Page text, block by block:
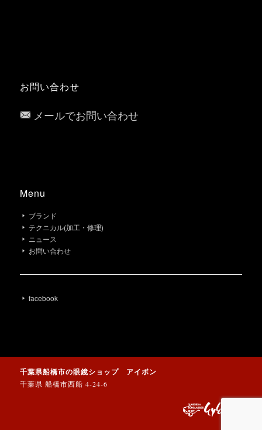
お問い合わせ
メールでお問い合わせ
Menu
ブランド
テクニカル(加工・修理)
ニュース
お問い合わせ
facebook
千葉県船橋市の眼鏡ショップ アイボン
千葉県 船橋市西船 4-24-6